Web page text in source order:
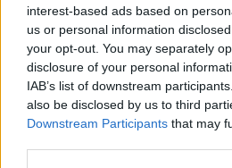
interest-based ads based on
us or personal information
your opt-out. You may separately
disclosure of your personal
IAB’s list of downstream
also be disclosed by us to third
Downstream Participants that may
ΘΑΛΑΣΣΑ ΨΥΧΙΚΗ